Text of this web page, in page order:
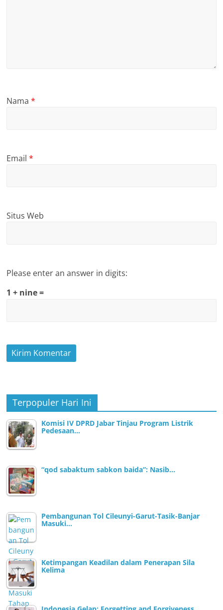
Nama*
Email*
Situs Web
Please enter an answer in digits:
1 + nine =
Terpopuler Hari Ini
Komisi IV DPRD Jabar Tinjau Program Listrik
Pedesaan…
“qod sabaktum sabkon baida”: Nasib…
Pembangunan Tol Cileunyi-Garut-Tasik-Banjar
Masuki…
Ketimpangan Keadilan dalam Penerapan Sila
Kelima